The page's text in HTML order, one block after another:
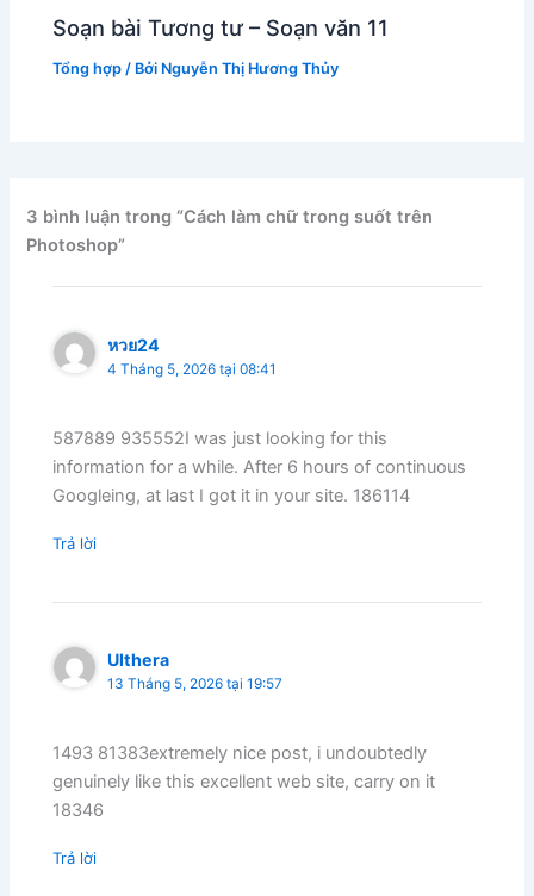
Soạn bài Tương tư – Soạn văn 11
Tổng hợp / Bởi Nguyễn Thị Hương Thủy
3 bình luận trong “Cách làm chữ trong suốt trên
Photoshop”
หวย24
4 Tháng 5, 2026 tại 08:41
587889 935552I was just looking for this
information for a while. After 6 hours of continuous
Googleing, at last I got it in your site. 186114
Trả lời
Ulthera
13 Tháng 5, 2026 tại 19:57
1493 81383extremely nice post, i undoubtedly
genuinely like this excellent web site, carry on it
18346
Trả lời